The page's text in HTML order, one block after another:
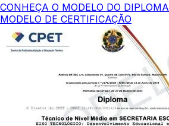
CONHEÇA O MODELO DO DIPLOMA
MODELO DE CERTIFICAÇÃO